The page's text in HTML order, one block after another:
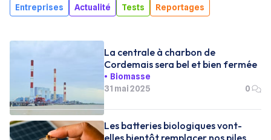
Entreprises Actualité Tests Reportages
La centrale à charbon de
Cordemais sera bel et bien fermée
Biomasse
31 mai 2025
0
Les batteries biologiques vont-